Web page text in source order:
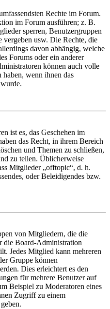
Rechte im Forum.
im Forum ausführen; z. B.
sperren, Benutzergruppen
vergeben usw. Die Rechte, die
davon abhängig, welche
Forums oder ein anderer
können auch volle
wenn ihnen das
ist es, das Geschehen im
das Recht, in ihrem Bereich
und Themen zu schließen,
zu teilen. Üblicherweise
Mitglieder „offtopic“, d. h.
oder Beleidigendes bzw.
von Mitgliedern, die die
die Board-Administration
Jedes Mitglied kann mehreren
Gruppe können
Dies erleichtert es den
für mehrere Benutzer auf
Beispiel zu Moderatoren eines
Zugriff zu einem